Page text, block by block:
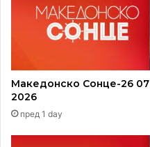
Македонско Сонце-26 07
2026
пред 1 day